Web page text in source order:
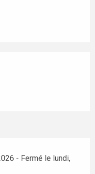
- Fermé le lundi,